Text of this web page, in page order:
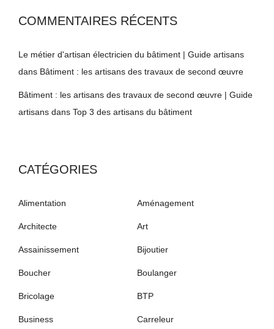
COMMENTAIRES RÉCENTS
Le métier d'artisan électricien du bâtiment | Guide artisans
dans Bâtiment : les artisans des travaux de second œuvre
Bâtiment : les artisans des travaux de second œuvre | Guide
artisans dans Top 3 des artisans du bâtiment
CATÉGORIES
Alimentation Aménagement
Architecte Art
Assainissement Bijoutier
Boucher Boulanger
Bricolage BTP
Business Carreleur